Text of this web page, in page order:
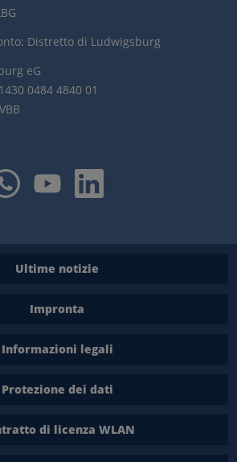
Distretto di Ludwigsburg
eG
0484 4840 01
Ultime notizie
Impronta
Informazioni legali
Protezione dei dati
di licenza WLAN